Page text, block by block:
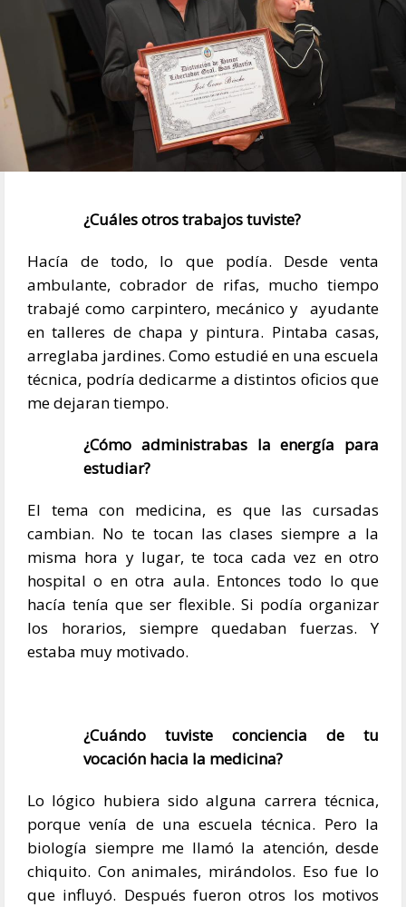
¿Cuáles otros trabajos tuviste?
Hacía de todo, lo que podía. Desde venta
ambulante, cobrador de rifas, mucho tiempo
trabajé como carpintero, mecánico y ayudante
en talleres de chapa y pintura. Pintaba casas,
arreglaba jardines. Como estudié en una escuela
técnica, podría dedicarme a distintos oficios que
me dejaran tiempo.
¿Cómo administrabas la energía para
estudiar?
El tema con medicina, es que las cursadas
cambian. No te tocan las clases siempre a la
misma hora y lugar, te toca cada vez en otro
hospital o en otra aula. Entonces todo lo que
hacía tenía que ser flexible. Si podía organizar
los horarios, siempre quedaban fuerzas. Y
estaba muy motivado.
¿Cuándo tuviste conciencia de tu
vocación hacia la medicina?
Lo lógico hubiera sido alguna carrera técnica,
porque venía de una escuela técnica. Pero la
biología siempre me llamó la atención, desde
chiquito. Con animales, mirándolos. Eso fue lo
que influyó. Después fueron otros los motivos